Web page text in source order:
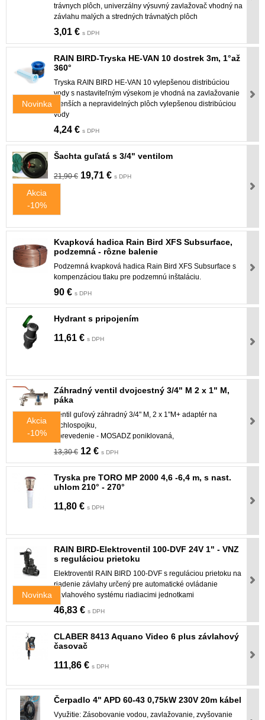
trávnych plôch, univerzálny výsuvný zavlažovač vhodný na
závlahu malých a stredných trávnatých plôch
3,01 € s DPH
Novinka
RAIN BIRD-Tryska HE-VAN 10 dostrek 3m, 1°až
360°
Tryska RAIN BIRD HE-VAN 10 vylepšenou distribúciou
vody s nastaviteľným výsekom je vhodná na zavlažovanie
menších a nepravidelných plôch vylepšenou distribúciou
vody
4,24 € s DPH
Akcia
-10%
Šachta guľatá s 3/4" ventilom
21,90 € 19,71 € s DPH
Kvapková hadica Rain Bird XFS Subsurface,
podzemná - rôzne balenie
Podzemná kvapková hadica Rain Bird XFS Subsurface s
kompenzáciou tlaku pre podzemnú inštaláciu.
90 € s DPH
Hydrant s pripojením
11,61 € s DPH
Akcia
-10%
Záhradný ventil dvojcestný 3/4" M 2 x 1" M,
páka
Ventil guľový záhradný 3/4" M, 2 x 1"M+ adaptér na
rýchlospojku,
- prevedenie - MOSADZ poniklovaná,
13,30 € 12 € s DPH
Tryska pre TORO MP 2000 4,6 -6,4 m, s nast.
uhlom 210° - 270°
11,80 € s DPH
Novinka
RAIN BIRD-Elektroventil 100-DVF 24V 1" - VNZ
s reguláciou prietoku
Elektroventil RAIN BIRD 100-DVF s reguláciou prietoku na
riadenie závlahy určený pre automatické ovládanie
závlahového systému riadiacimi jednotkami
46,83 € s DPH
CLABER 8413 Aquano Video 6 plus závlahový
časovač
111,86 € s DPH
Čerpadlo 4" APD 60-43 0,75kW 230V 20m kábel
Využitie: Zásobovanie vodou, zavlažovanie, zvyšovanie